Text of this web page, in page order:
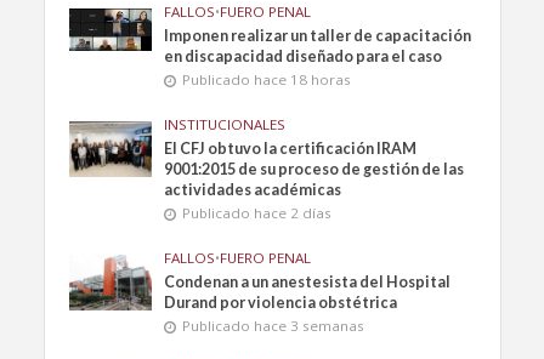
FALLOS•FUERO PENAL
Imponen realizar un taller de capacitación
en discapacidad diseñado para el caso
Publicado hace 18 horas
INSTITUCIONALES
El CFJ obtuvo la certificación IRAM
9001:2015 de su proceso de gestión de las
actividades académicas
Publicado hace 2 días
FALLOS•FUERO PENAL
Condenan a un anestesista del Hospital
Durand por violencia obstétrica
Publicado hace 3 semanas